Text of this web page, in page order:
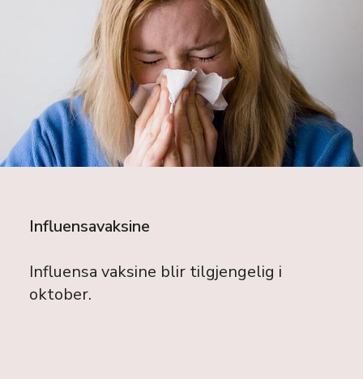
Influensavaksine
Influensa vaksine blir tilgjengelig i
oktober.